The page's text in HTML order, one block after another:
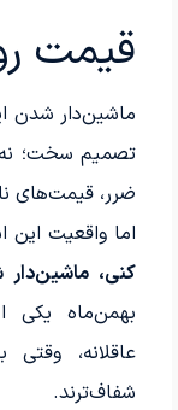
قیمت
ماشین‌دار شدن
تصمیم سخت؛ نه
ضرر، قیمت‌های
اما واقعیت
کنی،
بهمن‌ماه یکی
عاقلانه،
شفاف‌ترند.